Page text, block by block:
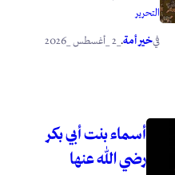
التحرير
فيخير أمة.
أسماء بنت أبي بكر
رضي الله عنها